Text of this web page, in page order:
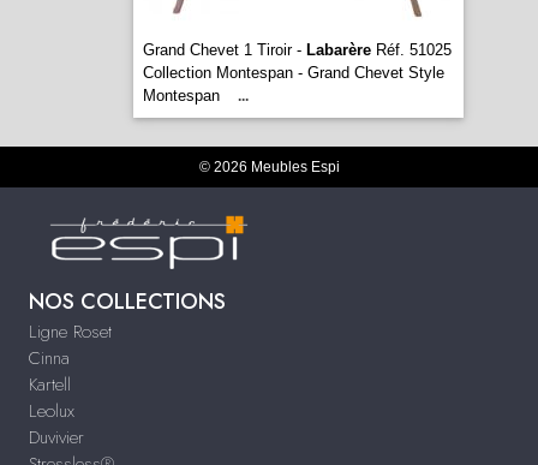
Grand Chevet 1 Tiroir - LabarèreRéf. 51025
Collection Montespan - Grand Chevet Style
Montespan
...
© 2026 Meubles Espi
NOS COLLECTIONS
Ligne Roset
Cinna
Kartell
Leolux
Duvivier